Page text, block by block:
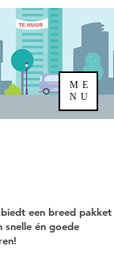
ME
NU
een breed pakket
snelle én goede